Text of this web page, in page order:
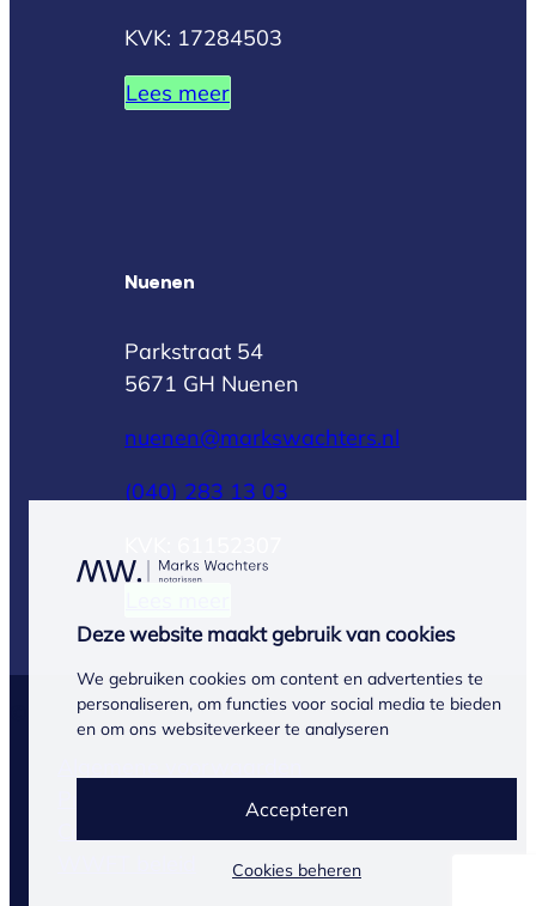
Deze website maakt gebruik van cookies
We gebruiken cookies om content en advertenties te
personaliseren, om functies voor social media te bieden
en om ons websiteverkeer te analyseren
Accepteren
Cookies beheren
KVK: 17284503
Lees meer
Nuenen
Parkstraat 54
5671 GH Nuenen
nuenen@markswachters.nl
(040) 283 13 03
© Marks Wachters 2026